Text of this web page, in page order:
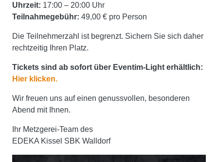
Uhrzeit: 17:00 – 20:00 Uhr
Teilnahmegebühr: 49,00 € pro Person
Die Teilnehmerzahl ist begrenzt. Sichern Sie sich daher
rechtzeitig Ihren Platz.
Tickets sind ab sofort über Eventim-Light erhältlich:
Hier klicken.
Wir freuen uns auf einen genussvollen, besonderen
Abend mit Ihnen.
Ihr Metzgerei-Team des
EDEKA Kissel SBK Walldorf